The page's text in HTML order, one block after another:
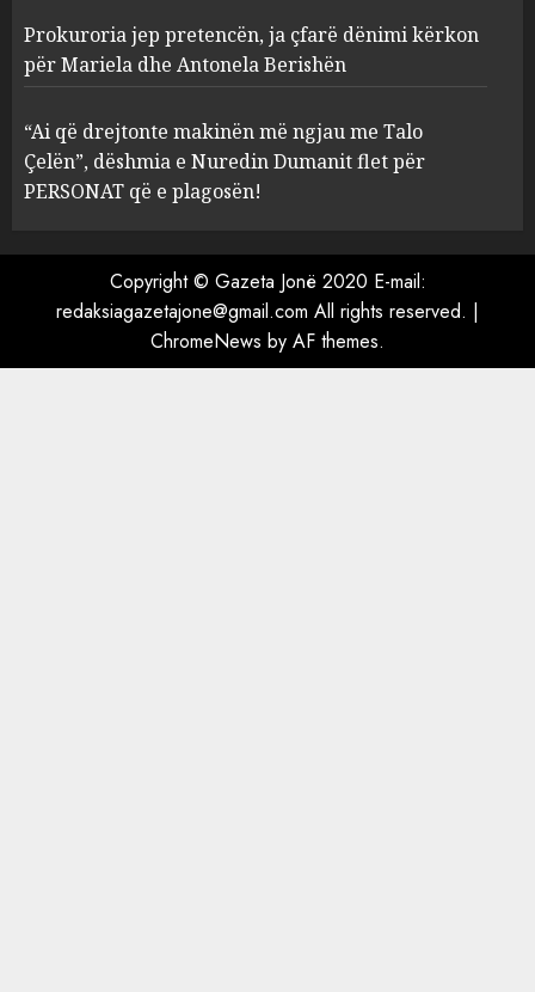
4
Prokuroria jep pretencën, ja
çfarë dënimi kërkon për
Berishën
MARCH 25, 2025
ngjau me Talo Çelën”,
dëshmia e Nuredin Dumanit
flet për PERSONAT që e
plagosën!
Prokuroria jep pretencën, ja çfarë dënimi kërkon
për Mariela dhe Antonela Berishën
“Ai që drejtonte makinën më ngjau me Talo
Çelën”, dëshmia e Nuredin Dumanit flet për
PERSONAT që e plagosën!
Copyright © Gazeta Jonë 2020 E-mail:
redaksiagazetajone@gmail.com All rights reserved. |
ChromeNews by AF themes.